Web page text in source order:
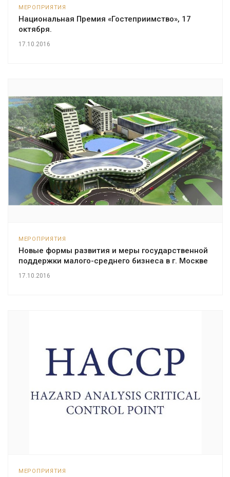
МЕРОПРИЯТИЯ
Национальная Премия «Гостеприимство», 17
октября.
17.10.2016
МЕРОПРИЯТИЯ
Новые формы развития и меры государственной
поддержки малого-среднего бизнеса в г. Москве
17.10.2016
МЕРОПРИЯТИЯ